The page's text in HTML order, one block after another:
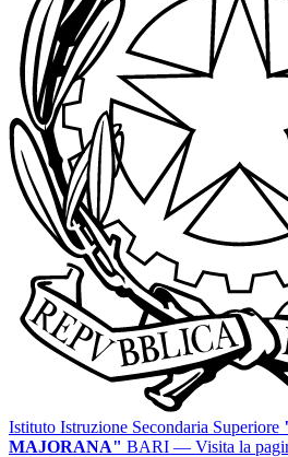
Istituto Istruzione Secondaria Superiore
MAJORANA" BARI — Visita la